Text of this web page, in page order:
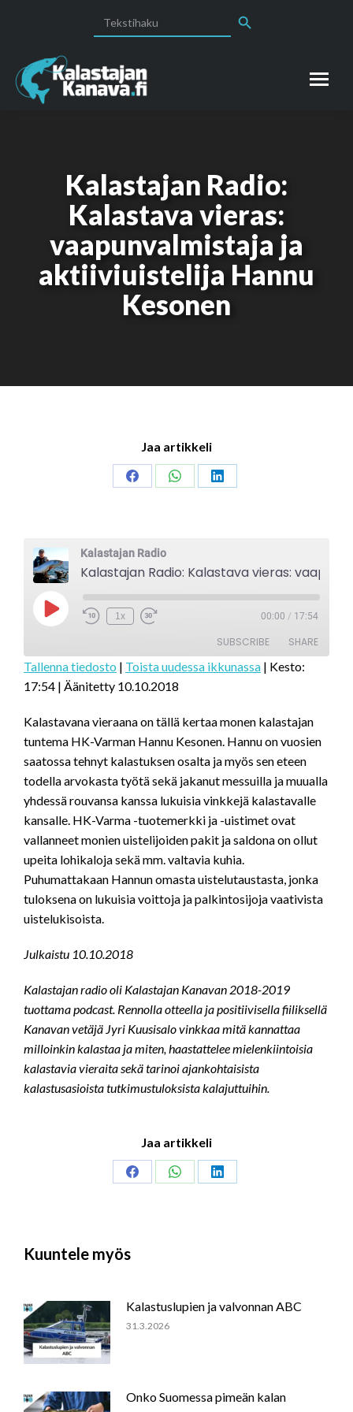
for:
Kalastajan Radio:
Kalastava vieras:
vaapunvalmistaja ja
aktiiviuistelija Hannu
Kesonen
You are here:
Jaa artikkeli
Share
Share
Share
Kalastajan Radio
Play
Episode
1x 00:00 / 17:54
SUBSCRIBE SHARE
SHARE
LINK
EMBED
Tallenna tiedosto | Toista uudessa ikkunassa | Kesto:
17:54 | Äänitetty 10.10.2018
Kalastavana vieraana on tällä kertaa monen kalastajan
tuntema HK-Varman Hannu Kesonen. Hannu on vuosien
saatossa tehnyt kalastuksen osalta ja myös sen eteen
todella arvokasta työtä sekä jakanut messuilla ja muualla
yhdessä rouvansa kanssa lukuisia vinkkejä kalastavalle
kansalle. HK-Varma -tuotemerkki ja -uistimet ovat
vallanneet monien uistelijoiden pakit ja saldona on ollut
upeita lohikaloja sekä mm. valtavia kuhia.
Puhumattakaan Hannun omasta uistelutaustasta, jonka
tuloksena on lukuisia voittoja ja palkintosijoja vaativista
uistelukisoista.
Julkaistu 10.10.2018
Kalastajan radio oli Kalastajan Kanavan 2018-2019
tuottama podcast. Rennolla otteella ja positiivisella fiiliksellä
Kanavan vetäjä Jyri Kuusisalo vinkkaa mitä kannattaa
milloinkin kalastaa ja miten, haastattelee mielenkiintoisia
kalastavia vieraita sekä tarinoi ajankohtaisista
kalastusasioista tutkimustuloksista kalajuttuihin.
Jaa artikkeli
Share
Share
Share
Kuuntele myös
Kalastuslupien ja valvonnan ABC
31.3.2026
Onko Suomessa pimeän kalan